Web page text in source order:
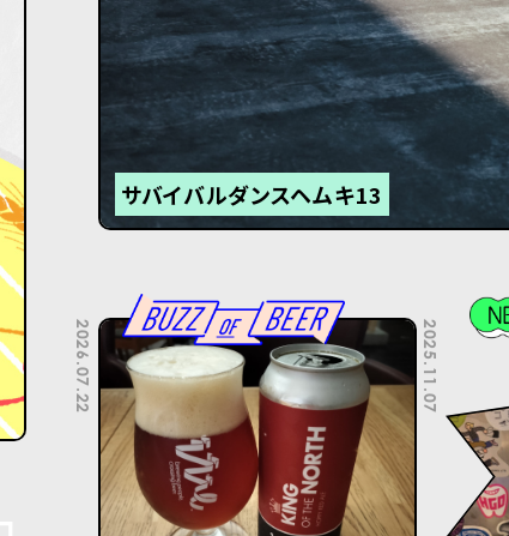
サバイバルダンスヘムキ13
2026.07.22 2025.11.07